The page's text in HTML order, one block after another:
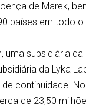
de Marek,
países em todo o
uma subsidiária
da Lyka
continuidade.
de 23,50